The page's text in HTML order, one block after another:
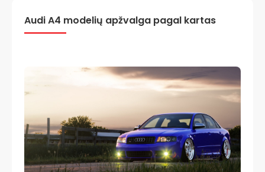
Audi A4 modelių apžvalga pagal kartas